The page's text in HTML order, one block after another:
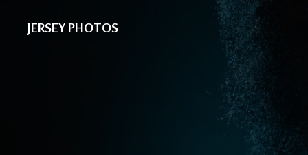
JERSEY PHOTOS